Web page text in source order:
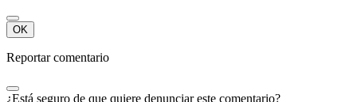
OK
Reportar comentario
¿Está seguro de que quiere denunciar este comentario?